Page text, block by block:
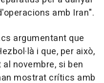
amb Iran".
argumentant que
i que, per això,
novembre, si ben
mostrat crítics amb